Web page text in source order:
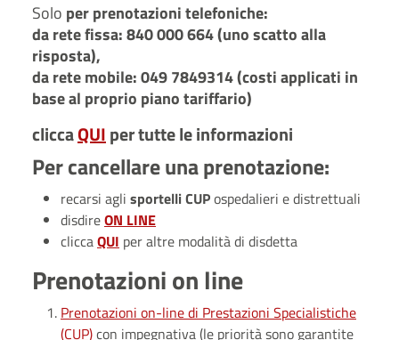
Solo per prenotazioni telefoniche:
da rete fissa: 840 000 664 (uno scatto alla
risposta),
da rete mobile: 049 7849314 (costi applicati in
base al proprio piano tariffario)
cliccaQUIper tutte le informazioni
Per cancellare una prenotazione:
recarsi agli sportelli CUPospedalieri e distrettuali
disdireON LINE
cliccaQUI per altre modalità di disdetta
Prenotazioni on line
Prenotazioni on-line di Prestazioni Specialistiche
(CUP)con impegnativa (le priorità sono garantite